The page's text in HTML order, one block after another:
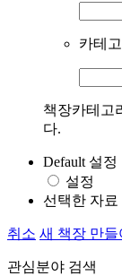
카테고
책장카테고
다.
Default 설정
설정
선택한 자료
취소 새 책장 만들
관심분야 검색